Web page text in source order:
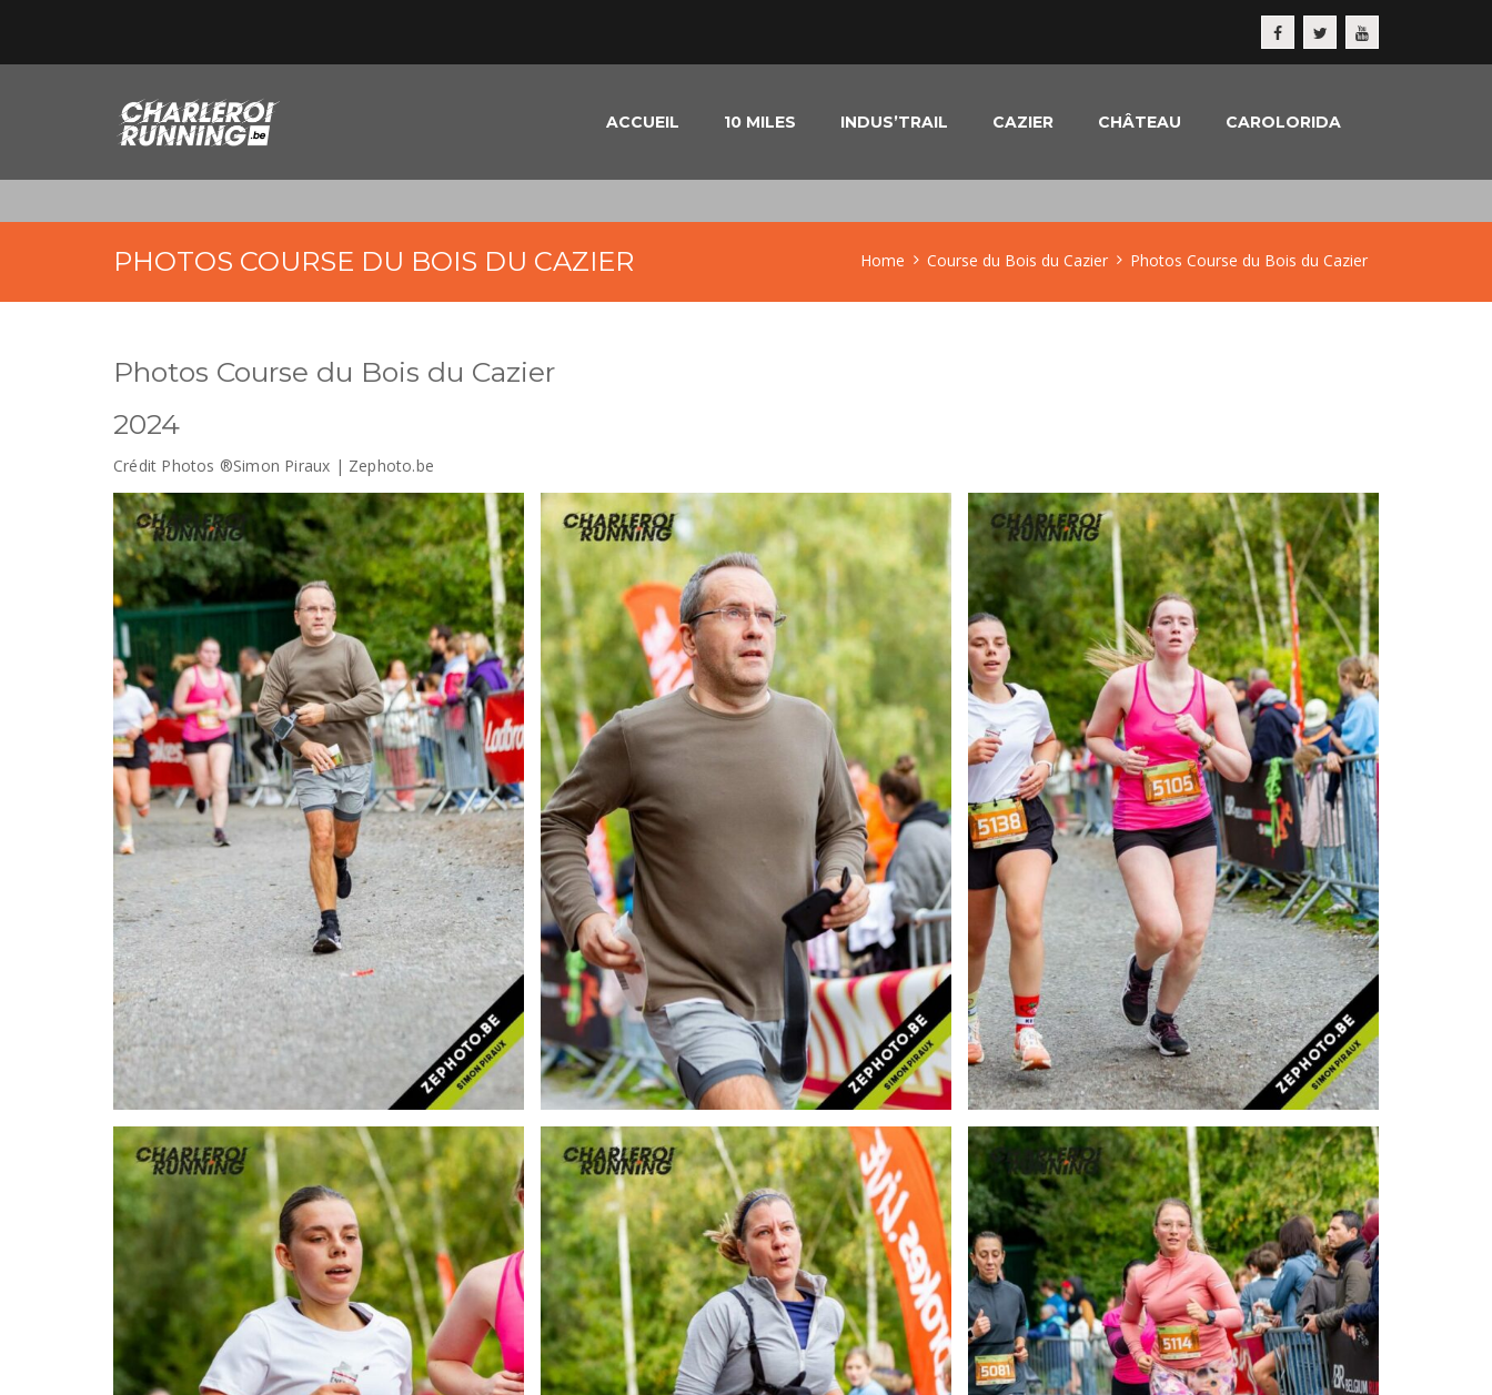
ACCUEIL 10 MILES INDUS’TRAIL CAZIER CHÂTEAU CAROLORIDA
PHOTOS COURSE DU BOIS DU CAZIER Home Course du Bois du Cazier Photos Course du Bois du Cazier
Photos Course du Bois du Cazier
2024
Crédit Photos ®Simon Piraux | Zephoto.be